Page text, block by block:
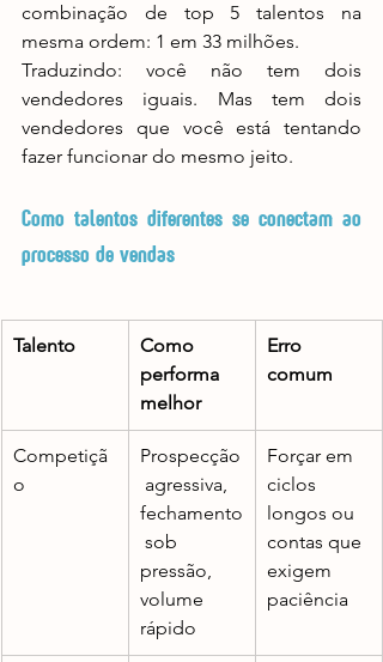
combinação de top 5 talentos na
mesma ordem: 1 em 33 milhões.
Traduzindo: você não tem dois
vendedores iguais. Mas tem dois
vendedores que você está tentando
fazer funcionar do mesmo jeito.
Como talentos diferentes se conectam ao
processo de vendas
Talento
Como
performa
melhor
Erro
comum
Competiçã
o
Prospecção
agressiva,
fechamento
sob
pressão,
volume
rápido
Forçar em
ciclos
longos ou
contas que
exigem
paciência